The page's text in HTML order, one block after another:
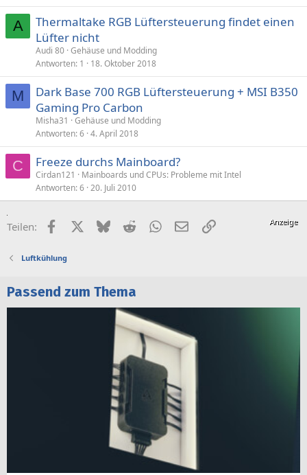
A
Thermaltake RGB Lüftersteuerung findet einen
Lüfter nicht
Audi 80 Gehäuse und Modding
Antworten 1 18. Oktober 2018
M
Dark Base 700 RGB Lüftersteuerung + MSI B350
Gaming Pro Carbon
Misha31
Gehäuse und Modding
Antworten 6 4. April 2018
C Freeze durchs Mainboard?
Cirdan121
Mainboards und CPUs: Probleme mit Intel
Antworten 6 20. Juli 2010
Teilen: FacebookX (Twitter)
BlueskyRedditWhatsApp
E-MailLink
Luftkühlung
Passend zum Thema